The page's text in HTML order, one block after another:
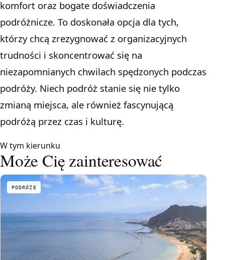
komfort oraz bogate doświadczenia
podróżnicze. To doskonała opcja dla tych,
którzy chcą zrezygnować z organizacyjnych
trudności i skoncentrować się na
niezapomnianych chwilach spędzonych podczas
podróży. Niech podróż stanie się nie tylko
zmianą miejsca, ale również fascynującą
podróżą przez czas i kulturę.
W tym kierunku
Może Cię zainteresować
PODRÓŻE